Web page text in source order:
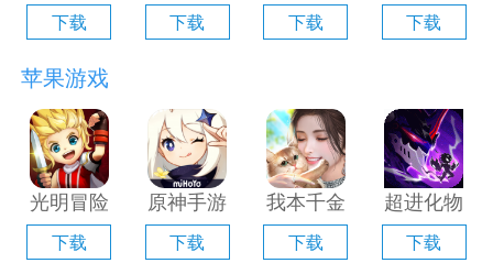
电脑版
「含模拟
器」
下载
电脑版
「含模拟
下载
版「含模
拟器」
下载
伴侣电脑
版「含模
下载
苹果游戏
光明冒险
电脑版
「含模拟
下载
原神手游
电脑版
「含模拟
下载
我本千金
手游电脑
版「含模
下载
超进化物
语2电脑
版「含模
下载